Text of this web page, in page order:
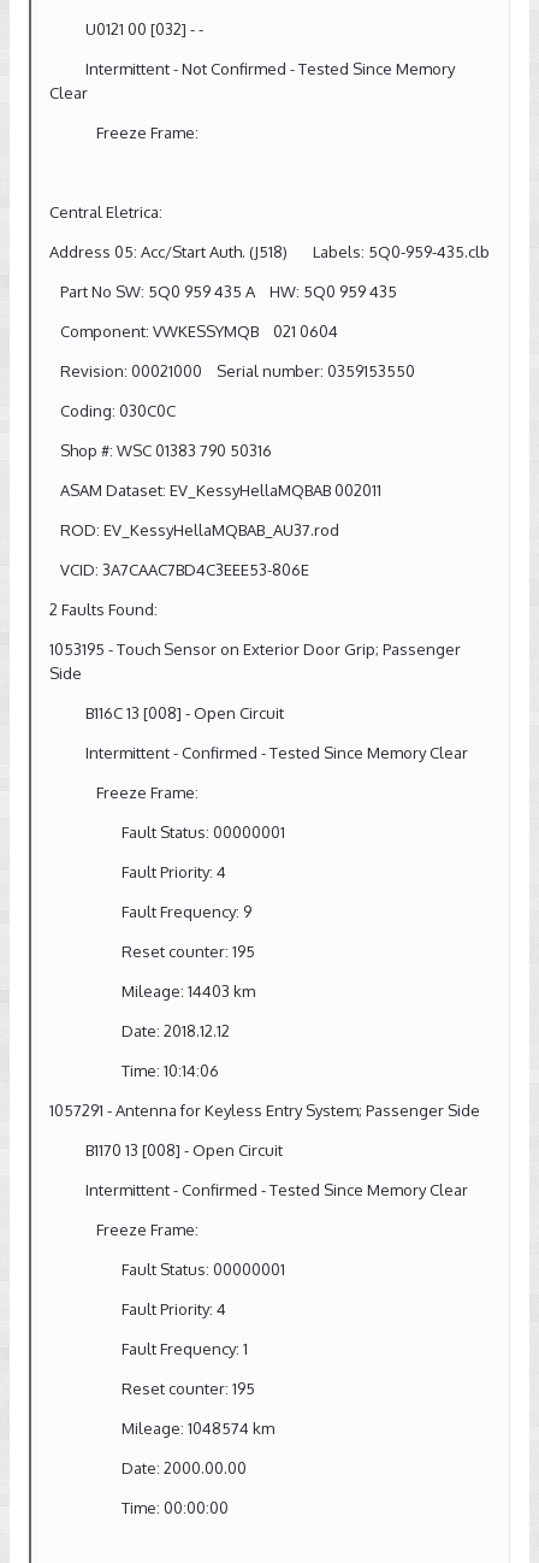
U0121 00 [032] - -
Intermittent - Not Confirmed - Tested Since Memory
Clear
Freeze Frame:
Central Eletrica:
Address 05: Acc/Start Auth. (J518) Labels: 5Q0-959-435.clb
Part No SW: 5Q0 959 435 A HW: 5Q0 959 435
Component: VWKESSYMQB 021 0604
Revision: 00021000 Serial number: 0359153550
Coding: 030C0C
Shop #: WSC 01383 790 50316
ASAM Dataset: EV_KessyHellaMQBAB 002011
ROD: EV_KessyHellaMQBAB_AU37.rod
VCID: 3A7CAAC7BD4C3EEE53-806E
2 Faults Found:
1053195 - Touch Sensor on Exterior Door Grip; Passenger
Side
B116C 13 [008] - Open Circuit
Intermittent - Confirmed - Tested Since Memory Clear
Freeze Frame:
Fault Status: 00000001
Fault Priority: 4
Fault Frequency: 9
Reset counter: 195
Mileage: 14403 km
Date: 2018.12.12
Time: 10:14:06
1057291 - Antenna for Keyless Entry System; Passenger Side
B1170 13 [008] - Open Circuit
Intermittent - Confirmed - Tested Since Memory Clear
Freeze Frame:
Fault Status: 00000001
Fault Priority: 4
Fault Frequency: 1
Reset counter: 195
Mileage: 1048574 km
Date: 2000.00.00
Time: 00:00:00